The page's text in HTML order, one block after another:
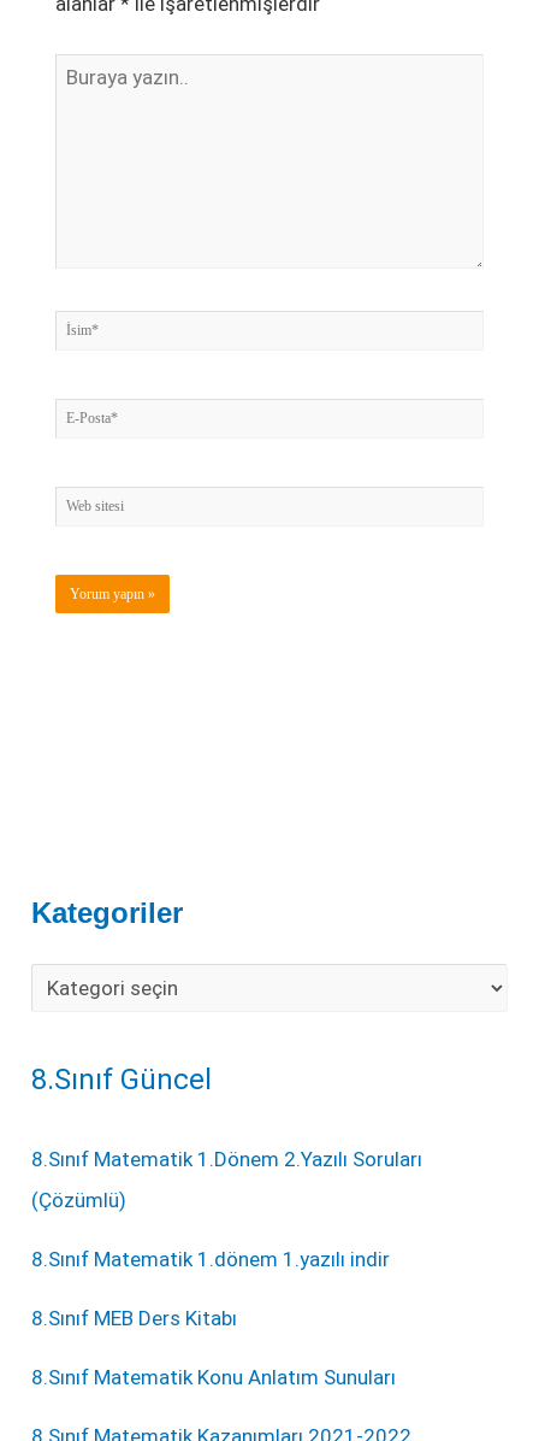
Kategoriler
8.Sınıf Güncel
8.Sınıf Matematik 1.Dönem 2.Yazılı Soruları
(Çözümlü)
8.Sınıf Matematik 1.dönem 1.yazılı indir
8.Sınıf MEB Ders Kitabı
8.Sınıf Matematik Konu Anlatım Sunuları